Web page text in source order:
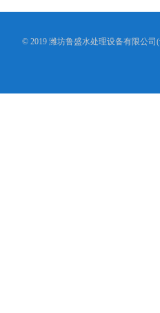
© 2019 潍坊鲁盛水处理设备有限公司